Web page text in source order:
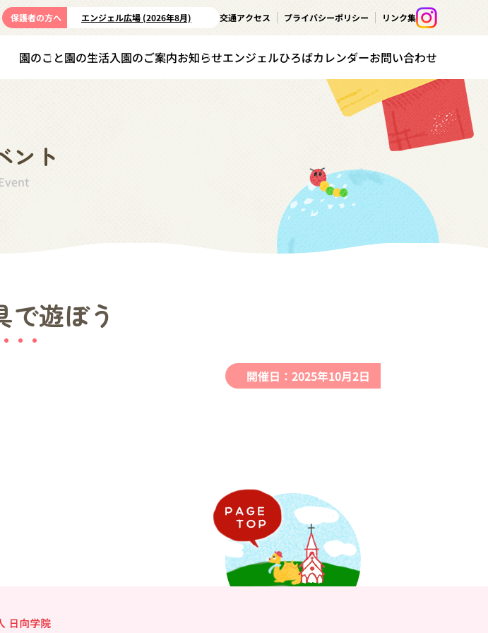
保護者の方へ エンジェル広場 (2026年8月) 交通アクセス プライバシーポリシー リンク集
園のこと園の生活入園のご案内お知らせエンジェルひろばカレンダーお問い合わせ
ント
で遊ぼう
開催日：2025年10月2日